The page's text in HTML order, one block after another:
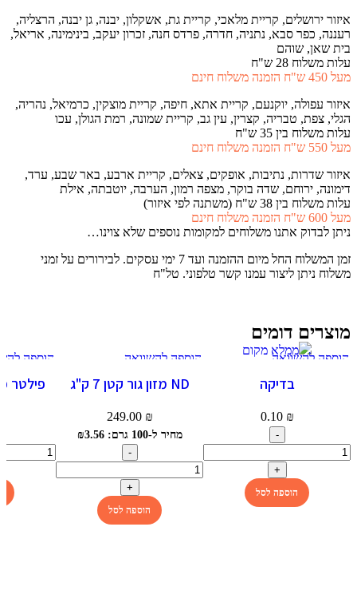
איזור ירושלים, קריית מלאכי, קריית גת, אשקלון, יבנה, גן יבנה, הרצליה,
רעננה, כפר סבא, נתניה, חדרה, פרדס חנה, זכרון יעקב, בינימינה, אריאל,
בית שאן, שוהם
עלות משלוח 28 ש"ח
מעל 450 ש"ח הזמנה משלוח חינם
איזור עפולה, יוקנעם, קריית אתא, חיפה, קריית מוצקין, כרמיאל, נהריה,
הגלי, צפת, טבריה, קצרין, עין גב, קריית שמונה, רמת הגולן, עכו
עלות משלוח בין 35 ש"ח
מעל 550 ש"ח הזמנה משלוח חינם
איזור שדרות, נתיבות, אופקים, צאלים, קריית ארבע, באר שבע, ערד,
דימונה, ירוחם, שדה בוקר, מצפה רמון, הערבה, יוטבתה, אילת
עלות משלוח בין 38 ש"ח (משתנה לפי איזור)
מעל 600 ש"ח הזמנה משלוח חינם
ניתן לבדוק אתנו משלוחים למקומות נוספים שלא צוינו…
זמן המשלוח החל מיום ההזמנה ועד 7 ימי עסקים. לבירורים על זמני
משלוח ניתן ליצור עמנו קשר טלפוני. טל"ח
מוצרים דומים
הוספה להשוואה
הוספה למועדפים
בדיקה
0.10 ₪
הוספה לסל
הוספה להשוואה
הוספה למועדפים
ND מזון גור קטן 7 ק"ג
249.00 ₪
מחיר ל-100 גרם: ₪3.56
הוספה לסל
הוספה
תצוגה
הוספה